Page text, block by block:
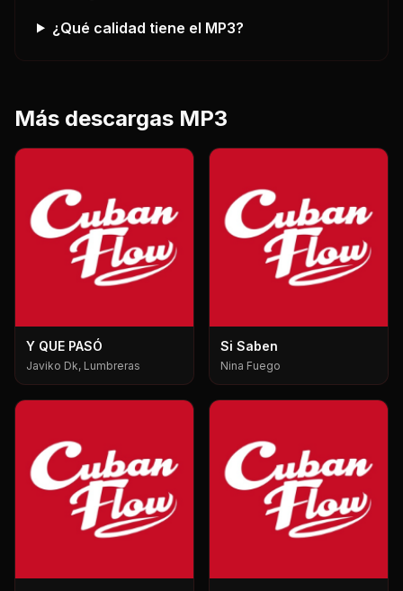
¿Qué calidad tiene el MP3?
Más descargas MP3
Y QUE PASÓ
Javiko Dk, Lumbreras
Si Saben
Nina Fuego